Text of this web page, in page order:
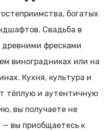
богатых
Свадьба в
фресками
виноградниках или на
Кухня, культура и
тёплую и аутентичную
вы получаете не
вы приобщаетесь к